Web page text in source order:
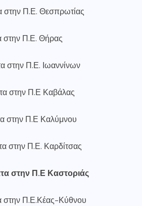
στην Π.Ε. Θεσπρωτίας
στην Π.Ε. Θήρας
στην Π.Ε. Ιωαννίνων
στην Π.Ε Καβάλας
στην Π.Ε Καλύμνου
στην Π.Ε. Καρδίτσας
στην Π.Ε Καστοριάς
στην Π.Ε.Κέας-Κύθνου